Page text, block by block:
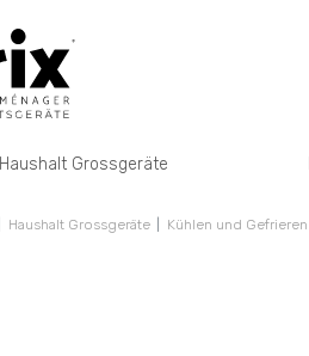
Haushalt Grossgeräte
Haushalt Grossgeräte Kühlen und Gefrieren